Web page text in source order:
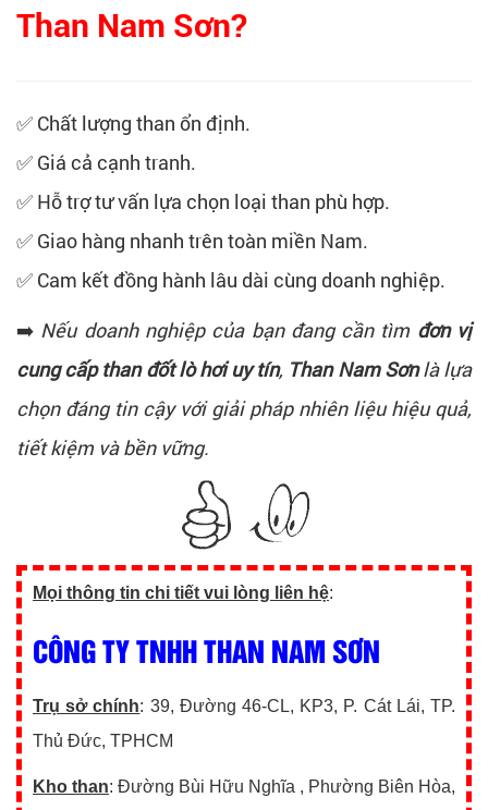
Than Nam Sơn?
✅ Chất lượng than ổn định.
✅ Giá cả cạnh tranh.
✅ Hỗ trợ tư vấn lựa chọn loại than phù hợp.
✅ Giao hàng nhanh trên toàn miền Nam.
✅ Cam kết đồng hành lâu dài cùng doanh nghiệp.
➡️ Nếu doanh nghiệp của bạn đang cần tìm đơn vị
cung cấp than đốt lò hơi uy tín, Than Nam Sơnlà lựa
chọn đáng tin cậy với giải pháp nhiên liệu hiệu quả,
tiết kiệm và bền vững.
Mọi thông tin chi tiết vui lòng liên hệ:
CÔNG TY TNHH THAN NAM SƠN
Trụ sở chính: 39, Đường 46-CL, KP3, P. Cát Lái, TP.
Thủ Đức, TPHCM
Kho than: Đường Bùi Hữu Nghĩa , Phường Biên Hòa,